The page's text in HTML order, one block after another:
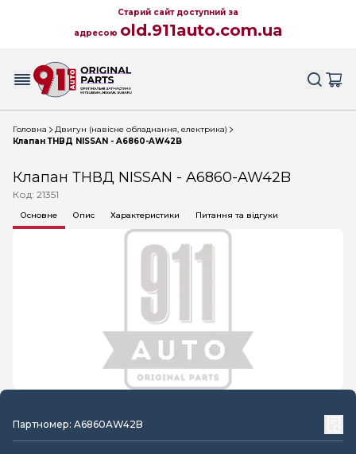
Старий сайт доступний за
адресою old.911auto.com.ua
Головна
Двигун (навісне обладнання, електрика)
Клапан ТНВД NISSAN - A6860-AW42B
Клапан ТНВД NISSAN - A6860-AW42B
Код: 21351
Основне Опис Характеристики Питання та відгуки
Партномер: A6860AW42B